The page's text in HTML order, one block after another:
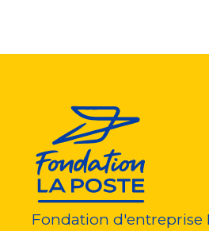
Fondation d'entreprise